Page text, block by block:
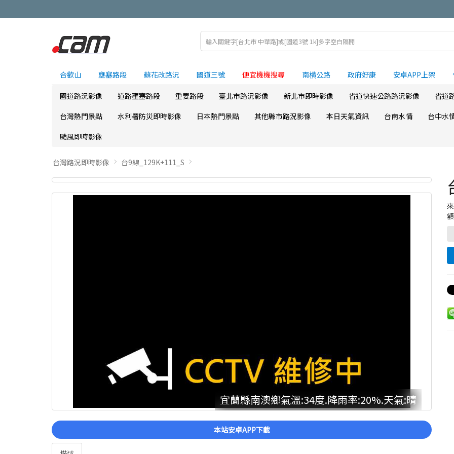
合歡山 壅塞路段 蘇花改路況 國道三號 便宜機機搜尋 南横公路 政府好康 安卓APP上架
國道路況影像 道路壅塞路段 重要路段 臺北市路況影像 新北市即時影像 省道快速公路路況影像
省道
台灣熱門景點
水利署防災即時影像 日本熱門景點 其他縣市路況影像 本日天氣資訊 台南水情
台中水
颱風即時影像
台灣路況即時影像 台9線_129K+111_S
宜蘭縣南澳鄉氣溫:34度.降雨率:20%.天氣:晴
本站安卓APP下載